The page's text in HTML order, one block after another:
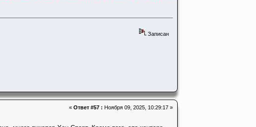
Записан
« Ответ #57 : Ноября 09, 2025, 10:29:17 »